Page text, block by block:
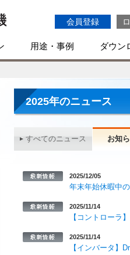
会員登録
用途・事例 ダウン
2025年のニュース
すべてのニュース お知
2025/12/05
年末年始休暇中
2025/11/14
【コントローラ
2025/11/14
【インバータ】